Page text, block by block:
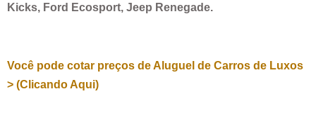
Kicks, Ford Ecosport, Jeep Renegade.
Você pode cotar preços de Aluguel de Carros de Luxos
> (Clicando Aqui)